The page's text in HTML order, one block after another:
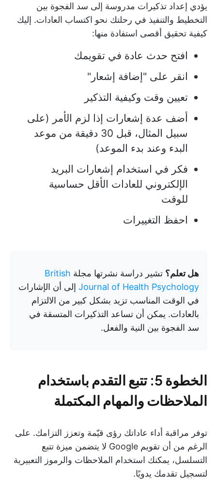
يؤدي إعداد تذكيرات مدروسة إلى سد الفجوة بين
التخطيط والتنفيذ في رحلتك نحو اكتساب العادات. إليك
كيفية تحقيق أقصى استفادة منها:
افتح حدث عادة في تقويمك
انقر على "إضافة إشعار"
تعيين وقت وكيفية التذكير
أضف عدة إشعارات إذا لزم الأمر (على
سبيل المثال، قبل 30 دقيقة من موعد
البدء وعند بدء الموعد)
فكر في استخدام إشعارات البريد
الإلكتروني للعادات الأقل حساسية
للوقت
احفظ التغييرات
هل تعلم؟ تشير دراسة نشرتها مجلة British
Journal of Health Psychology إلى أن الإشارات
في الوقت المناسب تزيد بشكل كبير من الالتزام
بالعادات. يمكن أن تساعد التذكيرات المتسقة في
سد الفجوة بين النية والفعل.
الخطوة 5: تتبع التقدم باستخدام
الملاحظات والمهام المكتملة
توفر مراقبة أداء عاداتك رؤى قيّمة وتعزز التزامك. على
الرغم من أن تقويم Google لا يتضمن ميزة تتبع
التسلسل، يمكنك استخدام الملاحظات والرموز التعبيرية
لتسجيل تقدمك يدويًا.